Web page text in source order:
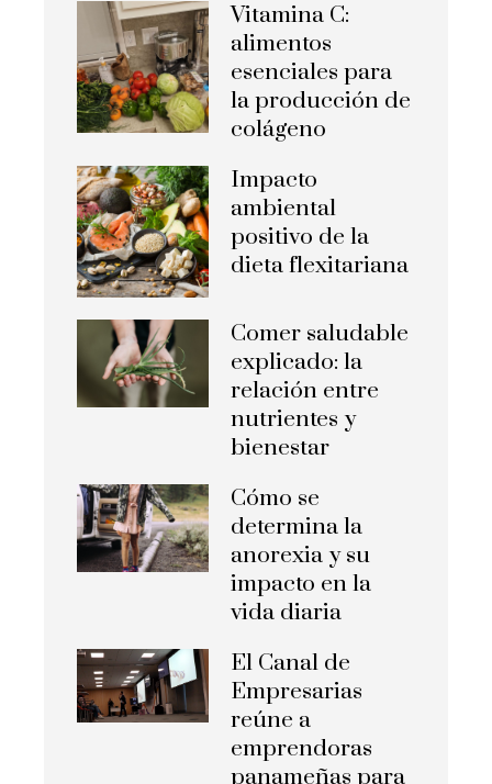
Vitamina C:
alimentos
esenciales para
la producción de
colágeno
Impacto
ambiental
positivo de la
dieta flexitariana
Comer saludable
explicado: la
relación entre
nutrientes y
bienestar
Cómo se
determina la
anorexia y su
impacto en la
vida diaria
El Canal de
Empresarias
reúne a
emprendoras
panameñas para